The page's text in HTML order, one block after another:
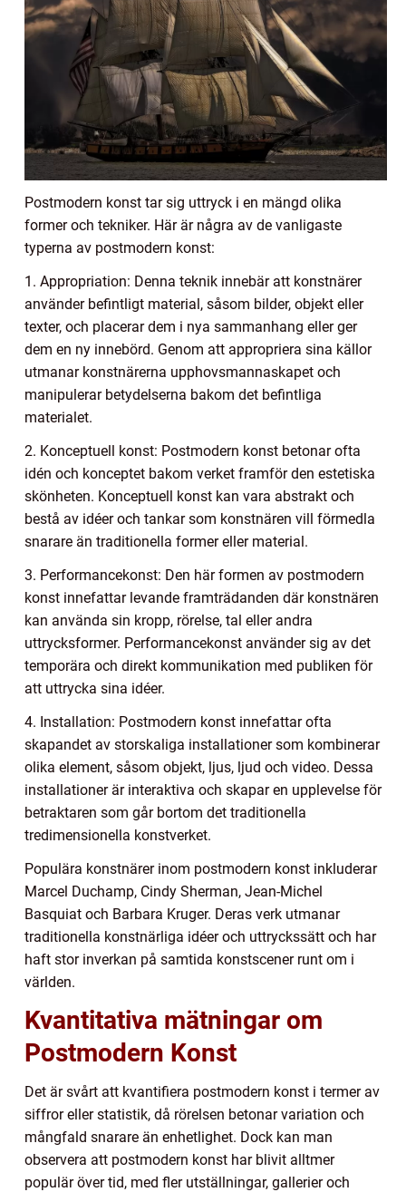
Postmodern konst tar sig uttryck i en mängd olika
former och tekniker. Här är några av de vanligaste
typerna av postmodern konst:
1. Appropriation: Denna teknik innebär att konstnärer
använder befintligt material, såsom bilder, objekt eller
texter, och placerar dem i nya sammanhang eller ger
dem en ny innebörd. Genom att appropriera sina källor
utmanar konstnärerna upphovsmannaskapet och
manipulerar betydelserna bakom det befintliga
materialet.
2. Konceptuell konst: Postmodern konst betonar ofta
idén och konceptet bakom verket framför den estetiska
skönheten. Konceptuell konst kan vara abstrakt och
bestå av idéer och tankar som konstnären vill förmedla
snarare än traditionella former eller material.
3. Performancekonst: Den här formen av postmodern
konst innefattar levande framträdanden där konstnären
kan använda sin kropp, rörelse, tal eller andra
uttrycksformer. Performancekonst använder sig av det
temporära och direkt kommunikation med publiken för
att uttrycka sina idéer.
4. Installation: Postmodern konst innefattar ofta
skapandet av storskaliga installationer som kombinerar
olika element, såsom objekt, ljus, ljud och video. Dessa
installationer är interaktiva och skapar en upplevelse för
betraktaren som går bortom det traditionella
tredimensionella konstverket.
Populära konstnärer inom postmodern konst inkluderar
Marcel Duchamp, Cindy Sherman, Jean-Michel
Basquiat och Barbara Kruger. Deras verk utmanar
traditionella konstnärliga idéer och uttryckssätt och har
haft stor inverkan på samtida konstscener runt om i
världen.
Kvantitativa mätningar om
Postmodern Konst
Det är svårt att kvantifiera postmodern konst i termer av
siffror eller statistik, då rörelsen betonar variation och
mångfald snarare än enhetlighet. Dock kan man
observera att postmodern konst har blivit alltmer
populär över tid, med fler utställningar, gallerier och